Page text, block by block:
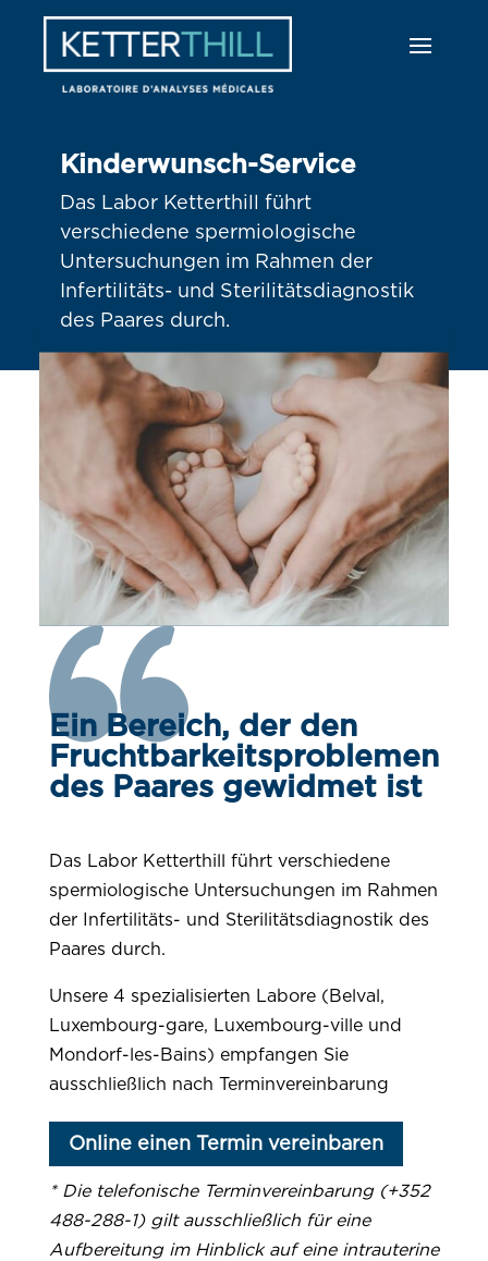
Kinderwunsch-Service
Das Labor Ketterthill führt
verschiedene spermiologische
Untersuchungen im Rahmen der
Infertilitäts- und Sterilitätsdiagnostik
des Paares durch.
Ein Bereich, der den
Fruchtbarkeitsproblemen
des Paares gewidmet ist
Das Labor Ketterthill führt verschiedene
spermiologische Untersuchungen im Rahmen
der Infertilitäts- und Sterilitätsdiagnostik des
Paares durch.
Unsere 4 spezialisierten Labore (Belval,
Luxembourg-gare, Luxembourg-ville und
Mondorf-les-Bains) empfangen Sie
ausschließlich nach Terminvereinbarung
Online einen Termin vereinbaren
* Die telefonische Terminvereinbarung (+352
488-288-1) gilt ausschließlich für eine
Aufbereitung im Hinblick auf eine intrauterine